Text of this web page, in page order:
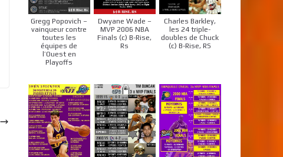
Gregg Popovich –
vainqueur contre
toutes les
équipes de
l’Ouest en
Playoffs
Dwyane Wade –
MVP 2006 NBA
Finals (c) B-Rise,
Rs
Charles Barkley,
les 24 triple-
doubles de Chuck
(c) B-Rise, RS